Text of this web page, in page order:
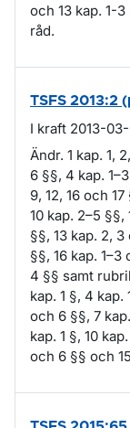
och 13 kap. 1-
råd.
TSFS 2013:2
I kraft 2013-03-
Ändr. 1 kap. 1,
6 §§, 4 kap.
9, 12, 16 och
10 kap. 2–5 §§,
§§, 13 kap. 2,
§§, 16 kap.
4 §§ samt
kap. 1 §, 4 kap.
och 6 §§, 7
kap. 1 §, 10
och 6 §§ och